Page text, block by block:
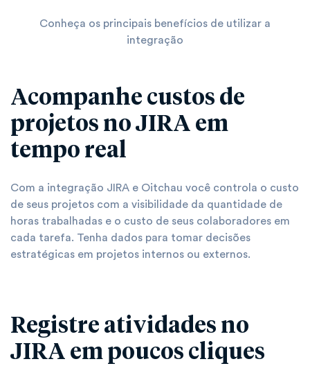
Conheça os principais benefícios de utilizar a
integração
Acompanhe custos de
projetos no JIRA em
tempo real
Com a integração JIRA e Oitchau você controla o custo
de seus projetos com a visibilidade da quantidade de
horas trabalhadas e o custo de seus colaboradores em
cada tarefa. Tenha dados para tomar decisões
estratégicas em projetos internos ou externos.
Registre atividades no
JIRA em poucos cliques